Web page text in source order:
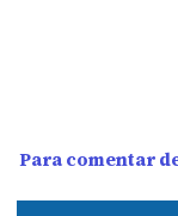
Para comentar